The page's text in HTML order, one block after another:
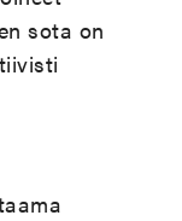
sota on